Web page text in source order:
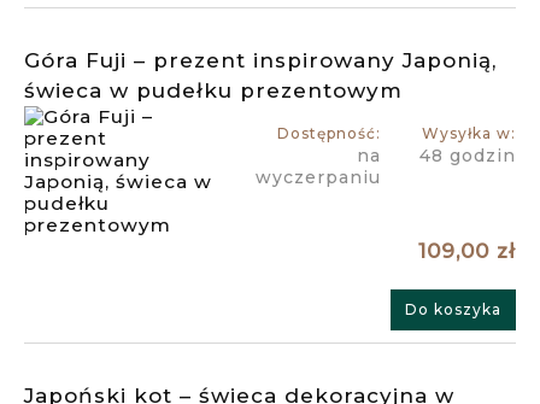
Góra Fuji – prezent inspirowany Japonią,
świeca w pudełku prezentowym
Dostępność:
na
wyczerpaniu
Wysyłka w:
48 godzin
109,00 zł
Do koszyka
Japoński kot – świeca dekoracyjna w